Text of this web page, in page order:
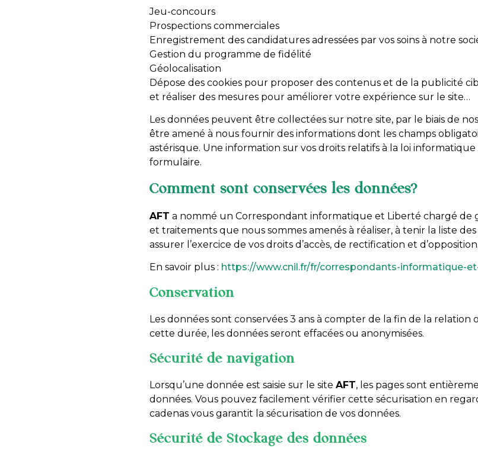
Jeu-concours
Prospections commerciales
Enregistrement des candidatures adressées par vos soins à notre
Gestion du programme de fidélité
Géolocalisation
Dépose des cookies pour proposer des contenus et de la publicité
et réaliser des mesures pour améliorer votre expérience sur le site…
Les données peuvent être collectées sur notre site, par le biais de
être amené à nous fournir des informations dont les champs
astérisque. Une information sur vos droits relatifs à la loi
formulaire.
Comment sont conservées les données?
AFT a nommé un Correspondant informatique et Liberté chargé de
et traitements que nous sommes amenés à réaliser, à tenir la liste
assurer l’exercice de vos droits d’accès, de rectification et d’opposition.
En savoir plus : https://www.cnil.fr/fr/correspondants-informatique-
Conservation
Les données sont conservées 3 ans à compter de la fin de la
cette durée, les données seront effacées ou anonymisées.
Sécurité de navigation
Lorsqu’une donnée est saisie sur le site AFT, les pages sont
données. Vous pouvez facilement vérifier cette sécurisation en
cadenas vous garantit la sécurisation de vos données.
Sécurité de Stockage des données